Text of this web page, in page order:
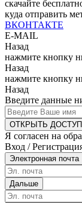
скачайте
куда отправить
ВКОНТАКТЕ
E-MAIL
Назад
нажмите кнопку
Назад
нажмите кнопку
Назад
Введите данные
ОТКРЫТЬ ДОСТУП
Я согласен на
Вход /
Электронная почта
Дальше